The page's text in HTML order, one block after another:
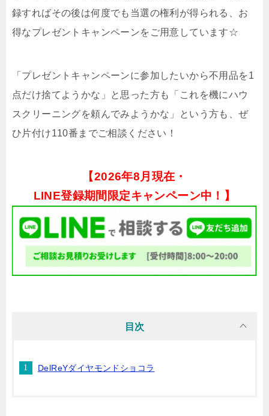
録すればその後は何度でも当選の権利が得られる、お
得なプレゼントキャンペーンをご用意しています☆
「プレゼントキャンペーンに参加したいから不用品を1
点だけ捨てようかな」と思った方も「これを機にハウ
スクリーニングを頼んでみようかな」という方も、ぜ
ひ片付け110番までご相談ください！
【2026年8月現在・
LINE登録期間限定キャンペーン中！】
目次
DelReYダイヤモンドショコラ